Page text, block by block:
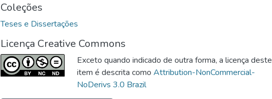
Coleções
Teses e Dissertações
Licença Creative Commons
Exceto quando indicado de outra forma, a licença deste
item é descrita como Attribution-NonCommercial-
NoDerivs 3.0 Brazil